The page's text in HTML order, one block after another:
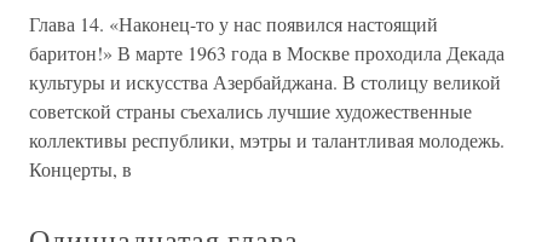
Глава 14. «Наконец-то у нас появился настоящий
баритон!» В марте 1963 года в Москве проходила Декада
культуры и искусства Азербайджана. В столицу великой
советской страны съехались лучшие художественные
коллективы республики, мэтры и талантливая молодежь.
Концерты, в